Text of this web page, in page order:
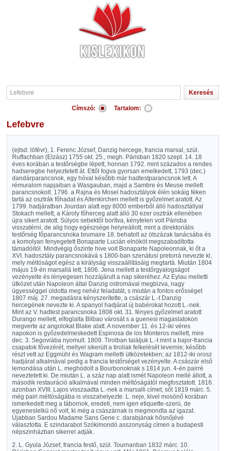
Címszó: Tartalom:
Lefebvre
(ejtsd: löfévr), 1. Ferenc József, Danzig hercege, francia marsal, szül.
Ruffachban (Elzász) 1755 okt. 25., megh. Párisban 1820 szept. 14. 18
éves korában a testőrségbe lépett, honnan 1792. mint százados a rendes
hadseregbe helyeztetett át. Ettől fogva gyorsan emelkedett, 1793 (dec.)
dandárparancsnok, egy hóval később már hadtestparancsnok lett. A
rémuralom napjaiban a Wasgauban, majd a Sambre és Meuse mellett
parancsnokolt. 1796. a Rajna és Mosel hadosztályok élén sokáig féken
tartá az osztrák főhadat és Altenkirchen mellett is győzelmet aratott. Az
1799. hadjáratban Jourdan alatt egy 8000 emberből álló hadosztállyal
Stokach mellett, a Károly főherceg alatt álló 30 ezer osztrák ellenében
újra sikert aratott. Súlyos sebektől borítva, kénytelen volt Párisba
visszatérni, de alig hogy egészsége helyreállott, mint a direktoriális
testőrség főparancsnoka brumaire 18. behatolt az ötszázak tanácsába és
a komolyan fenyegetett Bonaparte Lucián elnököt megszabadította
támadóitól. Mindvégig őszinte hive volt Bonaparte Napoleonnak, ki őt a
XVI. hadosztály parancsnokává s 1800-ban szenátusi pretorrá nevezte ki,
mely méltóságot egész a királyság visszaállításáig megtartá. Miután 1804
május 19-én marsallá lett, 1806. Jena mellett a testőrgyalogságot
vezényelte és lényegesen hozzájárult a nap sikeréhez. Az Eylau melletti
ütközet után Napoleon által Danzig ostromával megbizva, nagy
ügyességgel oldotta meg nehéz feladatát, s miután a fontos erősséget
1807 máj. 27. megadásra kényszerítette, a császár L.-t Danzig
hercegének nevezte ki. A spanyol hadjárat új babérokat hozott L.-nek.
Mint az V. hadtest parancsnoka 1808 okt. 31. fényes győzelmet aratott
Durango mellett, elfoglalta Bilbao városát s a guenesi magaslatokon
megverte az angolokat Blake alatt. A november 11. és 12-iki véres
napokon is győzedelmeskedett Espinosa de los Monteros mellett, mire
dec. 3. Segoviába nyomult. 1809. Tirolban találjuk L.-t mint a bajor-francia
csapatok fővezérét, mellyel sikerült a tiroliak felkelését levernie; később
részt vett az Eggmühl és Wagram melletti ütközetekben; az 1812-iki orosz
hadjárat alkalmával pedig a francia testőrséget vezényelte. A császár első
lemondása után L. meghódolt a Bourbonoknak s 1814 jun. 4-én pairré
neveztetett ki. De miután L. a száz nap alatt ismét Napoleon mellé állott, a
második restauráció alkalmával minden méltóságától megfosztatott. 1816.
azonban XVIII. Lajos visszaadta L.-nek a marsalli címet, sőt 1819 márc. 5.
még pairi méltóságába is visszahelyezte. L. neje, kivel mosónő korában
ismerkedett meg a tábornok, eredeti, nem igen etiquette-szerü, de
egyeneslelkü nő volt, ki még a császárnak is megmondta az igazat.
Újabban Sardou Madame Sans Gene c. darabjának hősnőjévé
választotta. E szindarabot Szókimondó asszonyság címen a budapesti
népszinházban sikerrel adják.
2. L. Gyula József, francia festő, szül. Tournanban 1832 márc. 10.